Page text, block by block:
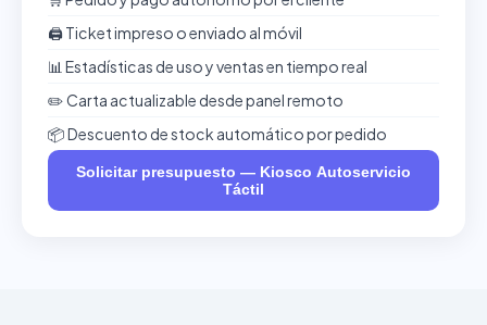
🖨️ Ticket impreso o enviado al móvil
📊 Estadísticas de uso y ventas en tiempo real
✏️ Carta actualizable desde panel remoto
📦 Descuento de stock automático por pedido
Solicitar presupuesto — Kiosco Autoservicio
Táctil